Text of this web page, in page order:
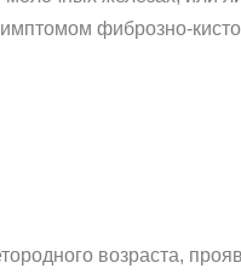
фиброзно-
возраста,